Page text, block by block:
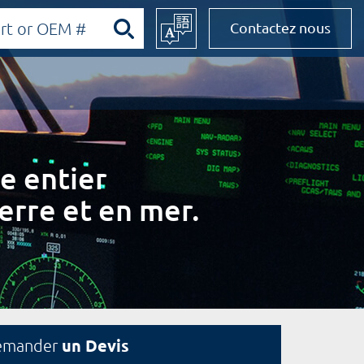
Contactez nous
entier
et en mer.
un Devis